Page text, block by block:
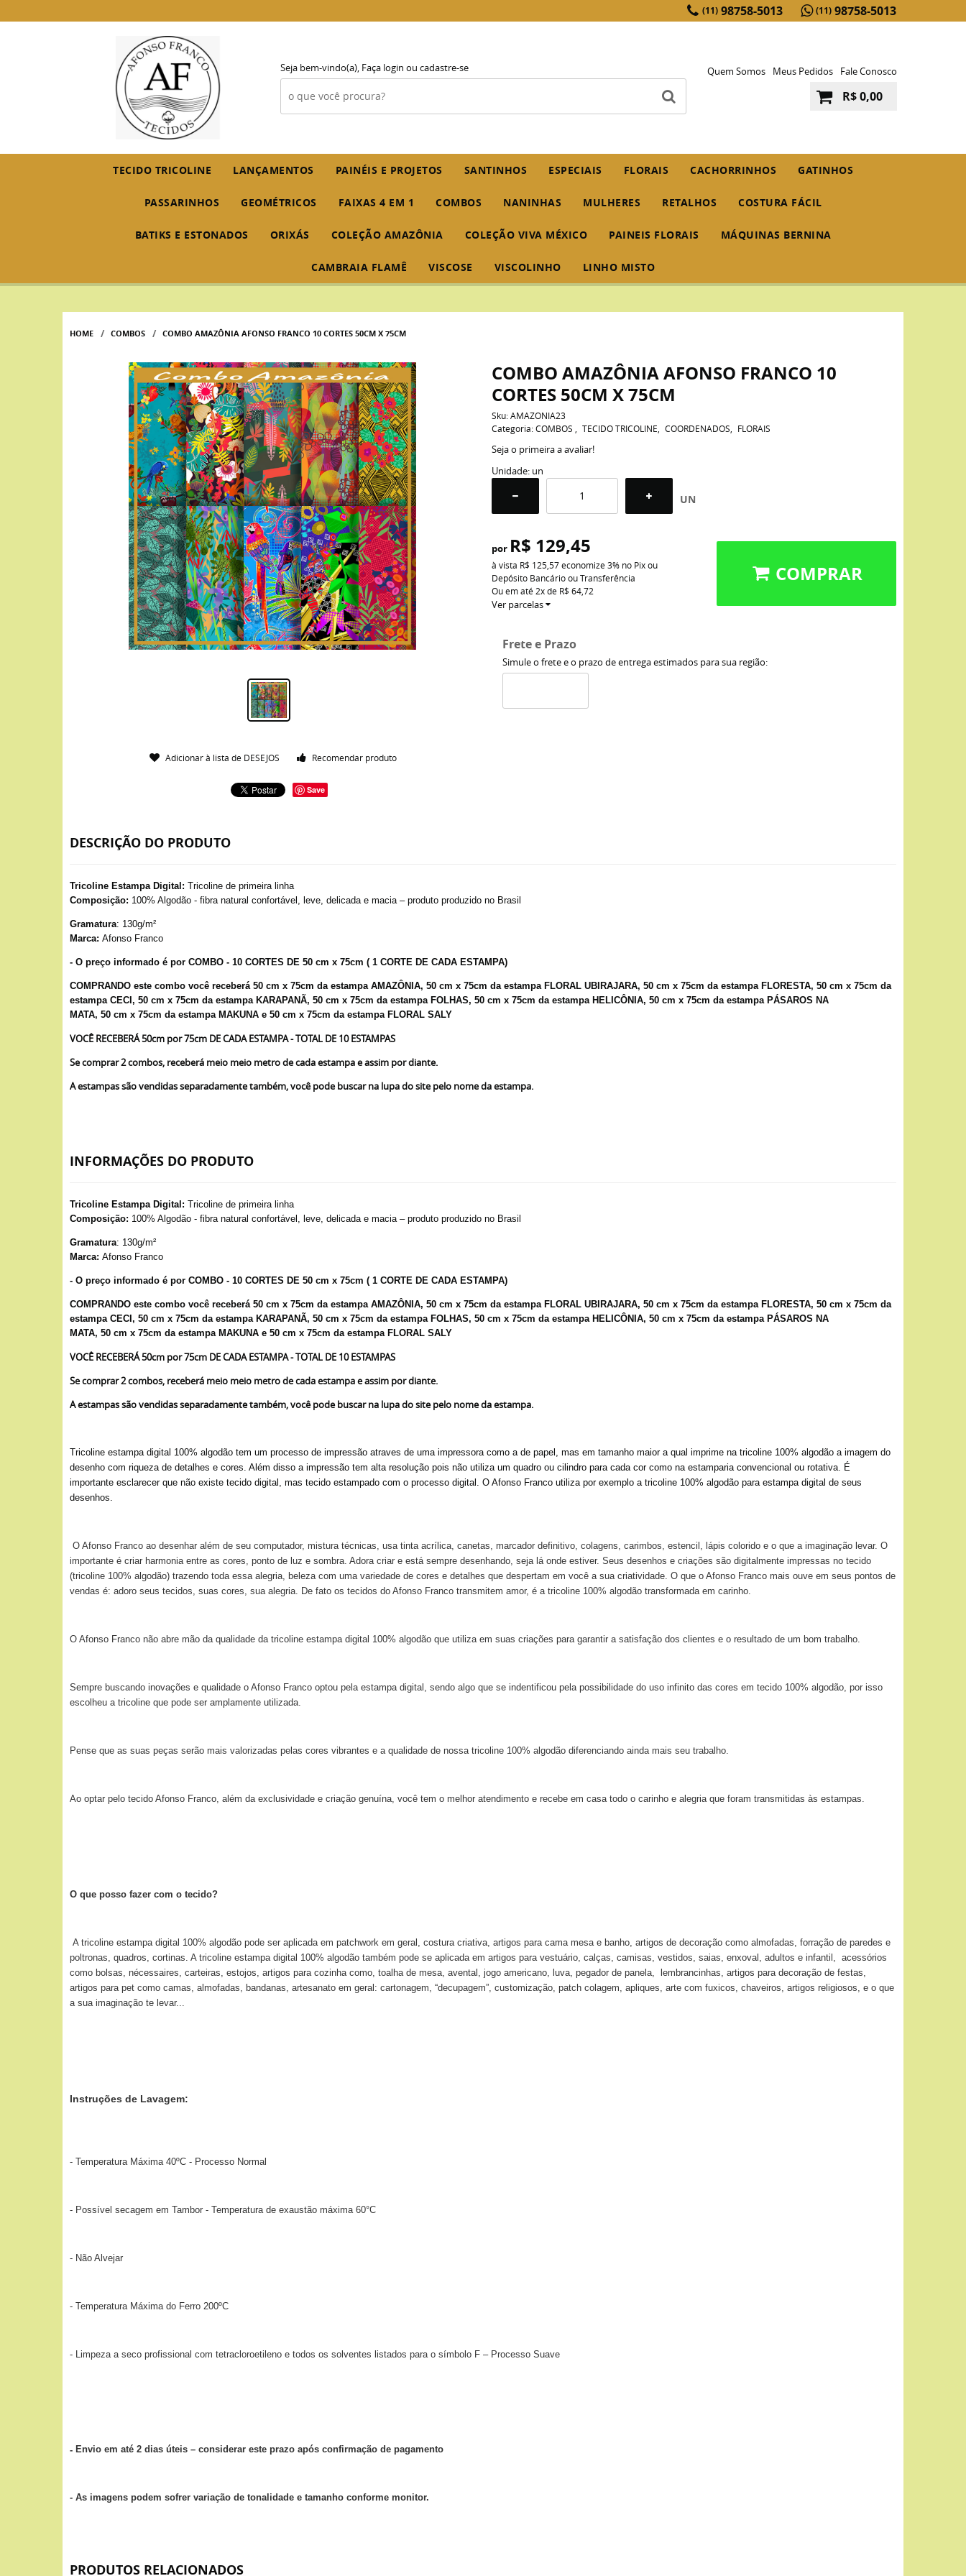
(11) 98758-5013 (11) 98758-5013
Seja bem-vindo(a), Faça login ou cadastre-se Quem Somos Meus Pedidos Fale Conosco
R$ 0,00
TECIDO TRICOLINE LANÇAMENTOS PAINÉIS E PROJETOS SANTINHOS ESPECIAIS FLORAIS CACHORRINHOS GATINHOS
PASSARINHOS GEOMÉTRICOS FAIXAS 4 EM 1 COMBOS NANINHAS MULHERES RETALHOS COSTURA FÁCIL
BATIKS E ESTONADOS ORIXÁS COLEÇÃO AMAZÔNIA COLEÇÃO VIVA MÉXICO PAINEIS FLORAIS MÁQUINAS BERNINA
CAMBRAIA FLAMÊ VISCOSE VISCOLINHO LINHO MISTO
HOME COMBOS COMBO AMAZÔNIA AFONSO FRANCO 10 CORTES 50CM X 75CM
Adicionar à lista de DESEJOS Recomendar produto
Save
COMBO AMAZÔNIA AFONSO FRANCO 10
CORTES 50CM X 75CM
Sku:AMAZONIA23
Categoria: COMBOS TECIDO TRICOLINE COORDENADOS FLORAIS
Seja o primeira a avaliar!
Unidade: un
UN
por R$ 129,45
à vista R$ 125,57economize3% no Pix ou
Depósito Bancário ou Transferência
Ou em até 2xde R$ 64,72
Ver parcelas
COMPRAR
Frete e Prazo
Simule o frete e o prazo de entrega estimados para sua região:
DESCRIÇÃO DO PRODUTO
Tricoline Estampa Digital: Tricoline de primeira linha
Composição: 100% Algodão - fibra natural confortável, leve, delicada e macia – produto produzido no Brasil
Gramatura: 130g/m²
Marca: Afonso Franco
- O preço informado é por COMBO - 10 CORTES DE 50 cm x 75cm ( 1 CORTE DE CADA ESTAMPA)
COMPRANDO este combo você receberá 50 cm x 75cm da estampa AMAZÔNIA, 50 cm x 75cm da estampa FLORAL UBIRAJARA, 50 cm x 75cm da estampa FLORESTA, 50 cm x 75cm da
estampa CECI, 50 cm x 75cm da estampa KARAPANÃ, 50 cm x 75cm da estampa FOLHAS, 50 cm x 75cm da estampa HELICÔNIA, 50 cm x 75cm da estampa PÁSAROS NA
MATA, 50 cm x 75cm da estampa MAKUNA e 50 cm x 75cm da estampa FLORAL SALY
VOCÊ RECEBERÁ 50cm por 75cm DE CADA ESTAMPA - TOTAL DE 10 ESTAMPAS
Se comprar 2 combos, receberá meio meio metro de cada estampa e assim por diante.
A estampas são vendidas separadamente também, você pode buscar na lupa do site pelo nome da estampa.
INFORMAÇÕES DO PRODUTO
Tricoline Estampa Digital: Tricoline de primeira linha
Composição: 100% Algodão - fibra natural confortável, leve, delicada e macia – produto produzido no Brasil
Gramatura: 130g/m²
Marca: Afonso Franco
- O preço informado é por COMBO - 10 CORTES DE 50 cm x 75cm ( 1 CORTE DE CADA ESTAMPA)
COMPRANDO este combo você receberá 50 cm x 75cm da estampa AMAZÔNIA, 50 cm x 75cm da estampa FLORAL UBIRAJARA, 50 cm x 75cm da estampa FLORESTA, 50 cm x 75cm da
estampa CECI, 50 cm x 75cm da estampa KARAPANÃ, 50 cm x 75cm da estampa FOLHAS, 50 cm x 75cm da estampa HELICÔNIA, 50 cm x 75cm da estampa PÁSAROS NA
MATA, 50 cm x 75cm da estampa MAKUNA e 50 cm x 75cm da estampa FLORAL SALY
VOCÊ RECEBERÁ 50cm por 75cm DE CADA ESTAMPA - TOTAL DE 10 ESTAMPAS
Se comprar 2 combos, receberá meio meio metro de cada estampa e assim por diante.
A estampas são vendidas separadamente também, você pode buscar na lupa do site pelo nome da estampa.
Tricoline estampa digital 100% algodão tem um processo de impressão atraves de uma impressora como a de papel, mas em tamanho maior a qual imprime na tricoline 100% algodão a imagem do
desenho com riqueza de detalhes e cores. Além disso a impressão tem alta resolução pois não utiliza um quadro ou cilindro para cada cor como na estamparia convencional ou rotativa. É
importante esclarecer que não existe tecido digital, mas tecido estampado com o processo digital. O Afonso Franco utiliza por exemplo a tricoline 100% algodão para estampa digital de seus
desenhos.
O Afonso Franco ao desenhar além de seu computador, mistura técnicas, usa tinta acrílica, canetas, marcador definitivo, colagens, carimbos, estencil, lápis colorido e o que a imaginação levar. O
importante é criar harmonia entre as cores, ponto de luz e sombra. Adora criar e está sempre desenhando, seja lá onde estiver. Seus desenhos e criações são digitalmente impressas no tecido
(tricoline 100% algodão) trazendo toda essa alegria, beleza com uma variedade de cores e detalhes que despertam em você a sua criatividade. O que o Afonso Franco mais ouve em seus pontos de
vendas é: adoro seus tecidos, suas cores, sua alegria. De fato os tecidos do Afonso Franco transmitem amor, é a tricoline 100% algodão transformada em carinho.
O Afonso Franco não abre mão da qualidade da tricoline estampa digital 100% algodão que utiliza em suas criações para garantir a satisfação dos clientes e o resultado de um bom trabalho.
Sempre buscando inovações e qualidade o Afonso Franco optou pela estampa digital, sendo algo que se indentificou pela possibilidade do uso infinito das cores em tecido 100% algodão, por isso
escolheu a tricoline que pode ser amplamente utilizada.
Pense que as suas peças serão mais valorizadas pelas cores vibrantes e a qualidade de nossa tricoline 100% algodão diferenciando ainda mais seu trabalho.
Ao optar pelo tecido Afonso Franco, além da exclusividade e criação genuína, você tem o melhor atendimento e recebe em casa todo o carinho e alegria que foram transmitidas às estampas.
O que posso fazer com o tecido?
A tricoline estampa digital 100% algodão pode ser aplicada em patchwork em geral, costura criativa, artigos para cama mesa e banho, artigos de decoração como almofadas, forração de paredes e
poltronas, quadros, cortinas. A tricoline estampa digital 100% algodão também pode se aplicada em artigos para vestuário, calças, camisas, vestidos, saias, enxoval, adultos e infantil, acessórios
como bolsas, nécessaires, carteiras, estojos, artigos para cozinha como, toalha de mesa, avental, jogo americano, luva, pegador de panela, lembrancinhas, artigos para decoração de festas,
artigos para pet como camas, almofadas, bandanas, artesanato em geral: cartonagem, “decupagem”, customização, patch colagem, apliques, arte com fuxicos, chaveiros, artigos religiosos, e o que
a sua imaginação te levar...
Instruções de Lavagem:
- Temperatura Máxima 40ºC - Processo Normal
- Possível secagem em Tambor - Temperatura de exaustão máxima 60°C
- Não Alvejar
- Temperatura Máxima do Ferro 200ºC
- Limpeza a seco profissional com tetracloroetileno e todos os solventes listados para o símbolo F – Processo Suave
- Envio em até 2 dias úteis – considerar este prazo após confirmação de pagamento
- As imagens podem sofrer variação de tonalidade e tamanho conforme monitor.
PRODUTOS RELACIONADOS